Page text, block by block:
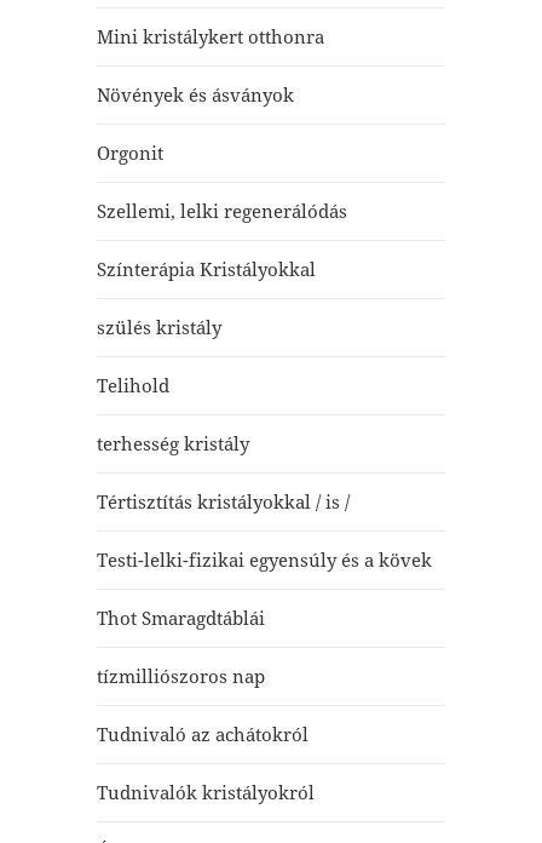
Mini kristálykert otthonra
Növények és ásványok
Orgonit
Szellemi, lelki regenerálódás
Színterápia Kristályokkal
szülés kristály
Telihold
terhesség kristály
Tértisztítás kristályokkal / is /
Testi-lelki-fizikai egyensúly és a kövek
Thot Smaragdtáblái
tízmilliószoros nap
Tudnivaló az achátokról
Tudnivalók kristályokról